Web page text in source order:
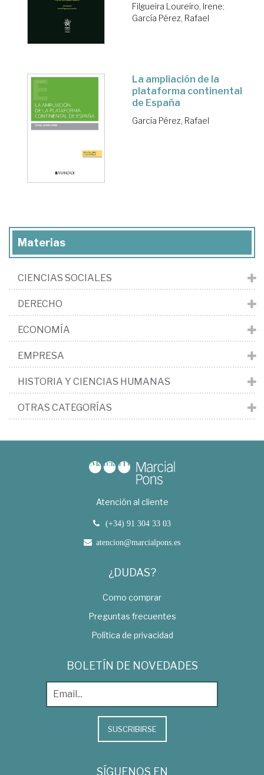
Filgueira Loureiro, Irene;
García Pérez, Rafael
La ampliación de la
plataforma continental
de España
García Pérez, Rafael
Materias
CIENCIAS SOCIALES
DERECHO
ECONOMÍA
EMPRESA
HISTORIA Y CIENCIAS HUMANAS
OTRAS CATEGORÍAS
Atención al cliente
(+34) 91 304 33 03
atencion@marcialpons.es
¿DUDAS?
Como comprar
Preguntas frecuentes
Política de privacidad
BOLETÍN DE NOVEDADES
SUSCRIBIRSE
SÍGUENOS EN